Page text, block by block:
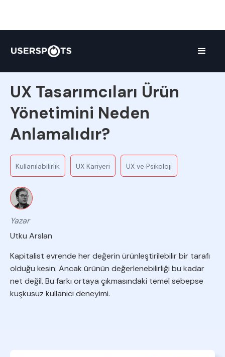
UX Tasarımcıları Ürün
Yönetimini Neden
Anlamalıdır?
Yazar
Utku Arslan
Kullanılabilirlik UX Kariyeri UX ve Psikoloji
Kapitalist evrende her değerin ürünleştirilebilir bir tarafı
olduğu kesin. Ancak ürünün değerlenebilirliği bu kadar
net değil. Bu farkı ortaya çıkmasındaki temel sebepse
kuşkusuz kullanıcı deneyimi.